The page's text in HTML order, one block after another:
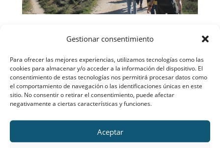
Gestionar consentimiento
Para ofrecer las mejores experiencias, utilizamos tecnologías como las
cookies para almacenar y/o acceder a la información del dispositivo. El
consentimiento de estas tecnologías nos permitirá procesar datos como
el comportamiento de navegación o las identificaciones únicas en este
sitio. No consentir o retirar el consentimiento, puede afectar
negativamente a ciertas características y funciones.
Aceptar
pusimos otra vez en marcha para poder llegar
a la cima que nos tenía preparada la Virgen. El
último tramo fue un poco más costoso ya que
había más pendiente de lo normal pero gracias
al apoyo de todas conseguimos coronar la
cumbre.
Una vez ahí celebramos misa junto con las
medianas, que habían subido por otro lado y